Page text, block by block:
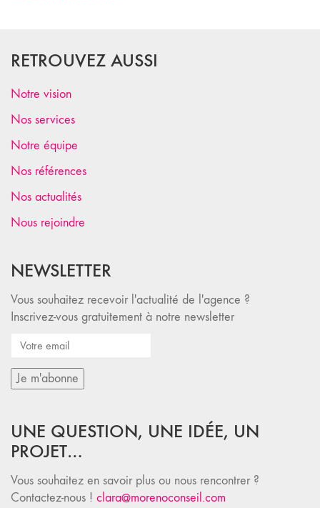
RETROUVEZ AUSSI
Notre vision
Nos services
Notre équipe
Nos références
Nos actualités
Nous rejoindre
NEWSLETTER
Vous souhaitez recevoir l'actualité de l'agence ?
Inscrivez-vous gratuitement à notre newsletter
UNE QUESTION, UNE IDÉE, UN
PROJET…
Vous souhaitez en savoir plus ou nous rencontrer ?
Contactez-nous ! clara@morenoconseil.com